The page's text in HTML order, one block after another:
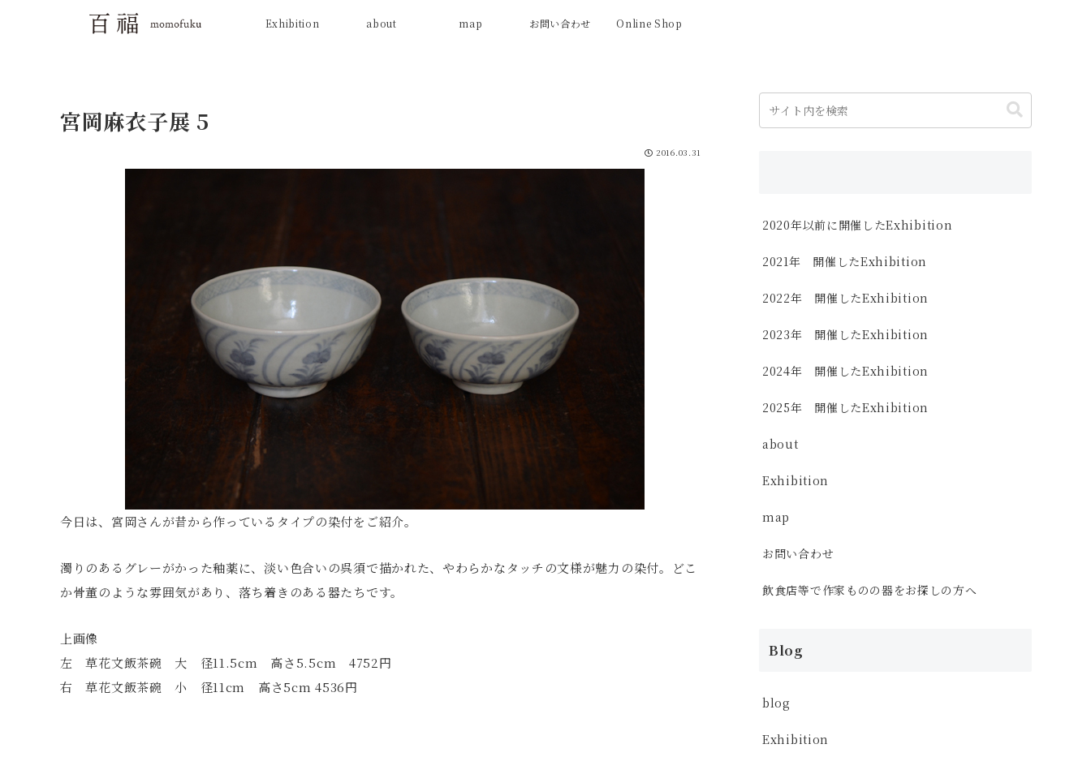
Exhibition about map お問い合わせ Online Shop
宮岡麻衣子展 5
2016.03.31
今日は、宮岡さんが昔から作っているタイプの染付をご紹介。
濁りのあるグレーがかった釉薬に、淡い色合いの呉須で描かれた、やわらかなタッチの文様が魅力の染付。どこ
か骨董のような雰囲気があり、落ち着きのある器たちです。
上画像
左 草花文飯茶碗 大 径11.5cm 高さ5.5cm 4752円
右 草花文飯茶碗 小 径11cm 高さ5cm 4536円
2020年以前に開催したExhibition
2021年 開催したExhibition
2022年 開催したExhibition
2023年 開催したExhibition
2024年 開催したExhibition
2025年 開催したExhibition
about
Exhibition
map
お問い合わせ
飲食店等で作家ものの器をお探しの方へ
Blog
blog
Exhibition